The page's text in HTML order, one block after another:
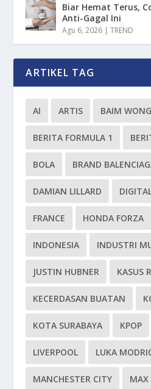
Biar Hemat Terus,
Anti-Gagal Ini
Agu 6, 2026 |TREND
ARTIKEL TAG
AI ARTIS BAIM WONG
BERITA FORMULA 1
BOLA BRAND
DAMIAN LILLARD
FRANCE HONDA FORZA
INDONESIA INDUSTRI
JUSTIN HUBNER KASUS
KECERDASAN BUATAN
KOTA SURABAYA KPOP
LIVERPOOL LUKA
MANCHESTER CITY MAX